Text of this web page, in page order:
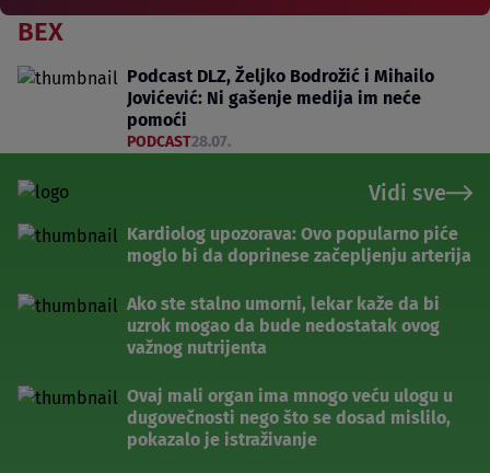
BEX
Podcast DLZ, Željko Bodrožić i Mihailo
Jovićević: Ni gašenje medija im neće
pomoći
PODCAST28.07.
Vidi sve
Kardiolog upozorava: Ovo popularno piće
moglo bi da doprinese začepljenju arterija
Ako ste stalno umorni, lekar kaže da bi
uzrok mogao da bude nedostatak ovog
važnog nutrijenta
Ovaj mali organ ima mnogo veću ulogu u
dugovečnosti nego što se dosad mislilo,
pokazalo je istraživanje